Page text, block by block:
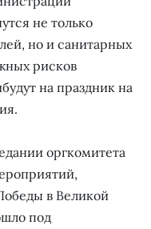
не только
но и санитарных
рисков
на праздник на
оргкомитета
в Великой
под